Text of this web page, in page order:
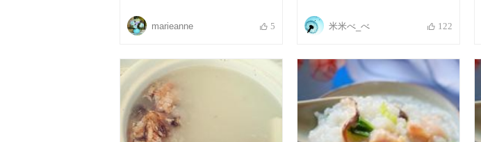
marieanne 5
糖，生理期或产妇加红糖也可以
米米べ_べ
122